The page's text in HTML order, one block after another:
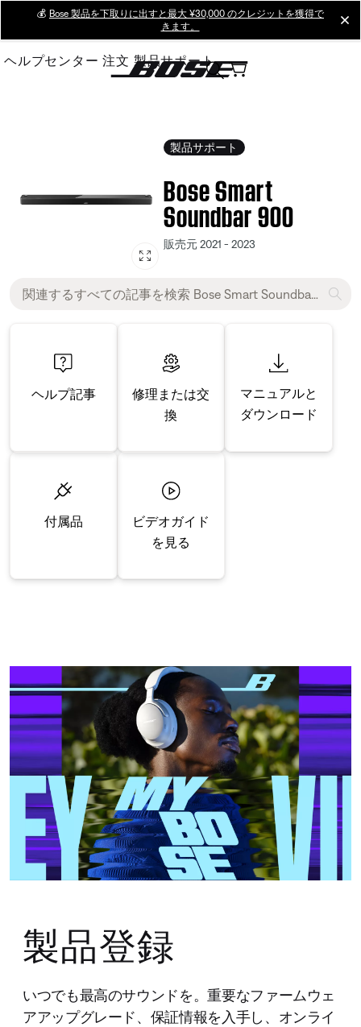
Main
💰 Bose 製品を下取りに出すと最大 ¥30,000 のクレジットを獲得で
きます。
ヘルプセンター 注文 製品サポート
製品サポート
Bose Smart
Soundbar 900
販売元 2021 - 2023
ヘルプ記事
修理または交
換
マニュアルと
ダウンロード
付属品
ビデオガイド
を見る
製品登録
いつでも最高のサウンドを。重要なファームウェ
アアップグレード、保証情報を入手し、オンライ